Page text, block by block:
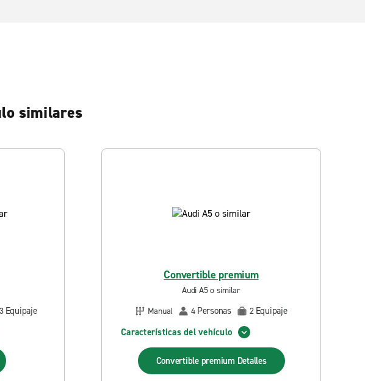
similares
3 Equipaje
Convertible premium
Audi A5 o similar
Manual
4 Personas 2 Equipaje
Características del vehículo
Convertible premium Detalles